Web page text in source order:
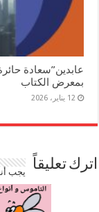
عابدين”سعادة
بمعرض الكتاب
12 يناير، 2026
اترك تعليقاً يجب